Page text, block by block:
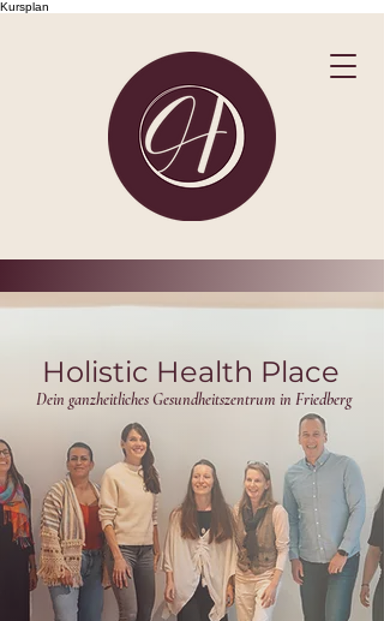
Kursplan
Holistic Health Place
Dein ganzheitliches Gesundheitszentrum in Friedberg